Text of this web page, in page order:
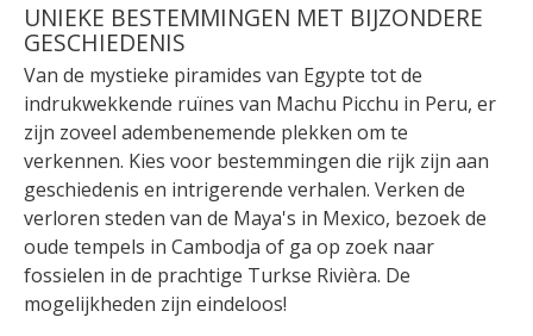
UNIEKE BESTEMMINGEN MET BIJZONDERE
GESCHIEDENIS
Van de mystieke piramides van Egypte tot de
indrukwekkende ruïnes van Machu Picchu in Peru, er
zijn zoveel adembenemende plekken om te
verkennen. Kies voor bestemmingen die rijk zijn aan
geschiedenis en intrigerende verhalen. Verken de
verloren steden van de Maya's in Mexico, bezoek de
oude tempels in Cambodja of ga op zoek naar
fossielen in de prachtige Turkse Rivièra. De
mogelijkheden zijn eindeloos!